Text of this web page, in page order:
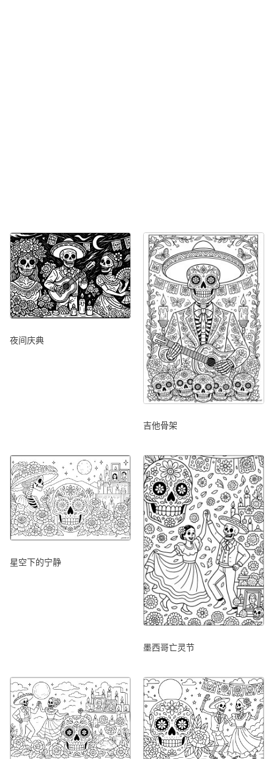
夜间庆典
吉他骨架
星空下的宁静
墨西哥亡灵节